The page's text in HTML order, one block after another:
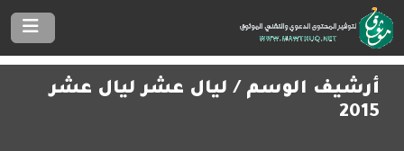
أرشيف الوسم / ليال عشر ليال عشر
2015